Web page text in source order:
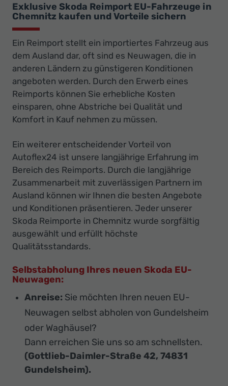
Exklusive Skoda Reimport EU-Fahrzeuge in
Chemnitz kaufen und Vorteile sichern
Ein Reimport stellt ein importiertes Fahrzeug aus
dem Ausland dar, oft sind es Neuwagen, die in
anderen Ländern zu günstigeren Konditionen
angeboten werden. Durch den Erwerb eines
Reimports können Sie erhebliche Kosten
einsparen, ohne Abstriche bei Qualität und
Komfort in Kauf nehmen zu müssen.
Ein weiterer entscheidender Vorteil von
Autoflex24 ist unsere langjährige Erfahrung im
Bereich des Reimports. Durch die langjährige
Zusammenarbeit mit zuverlässigen Partnern im
Ausland können wir Ihnen die besten Angebote
und Konditionen präsentieren. Jeder unserer
Skoda Reimporte in Chemnitz wurde sorgfältig
ausgewählt und erfüllt höchste
Qualitätsstandards.
Selbstabholung Ihres neuen Skoda EU-
Neuwagen:
Anreise: Sie möchten Ihren neuen EU-
Neuwagen selbst abholen von Gundelsheim
oder Waghäusel?
Dann erreichen Sie uns so am schnellsten.
(Gottlieb-Daimler-Straße 42, 74831
Gundelsheim).